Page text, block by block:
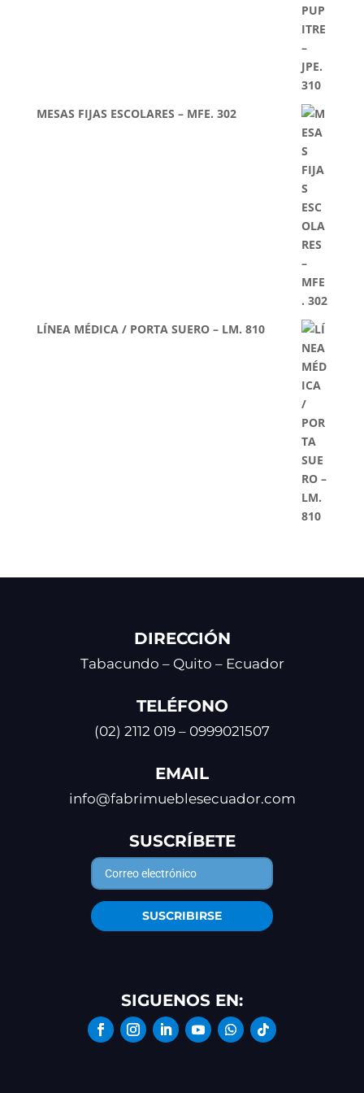
MESAS FIJAS ESCOLARES – MFE. 302
LÍNEA MÉDICA / PORTA SUERO – LM. 810
DIRECCIÓN
Tabacundo – Quito – Ecuador
TELÉFONO
(02) 2112 019 – 0999021507
EMAIL
info@fabrimueblesecuador.com
SUSCRÍBETE
SUSCRIBIRSE
SIGUENOS EN: